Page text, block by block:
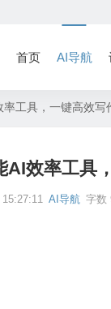
首页 AI导航
工具，一键高效写
效率工具
AI导航 字数